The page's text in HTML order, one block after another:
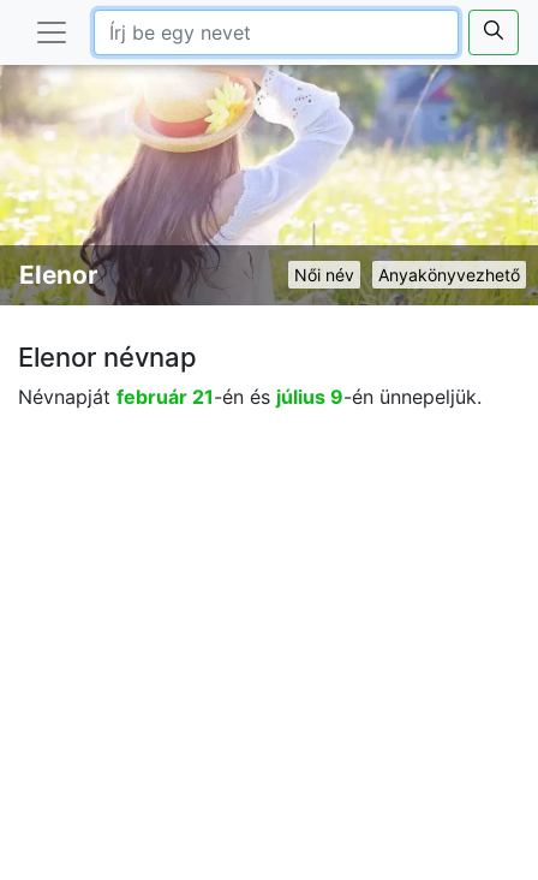
Anyakönyvezhető
Női név
Elenor
Elenor névnap
Névnapját február 21-én és július 9-én ünnepeljük.